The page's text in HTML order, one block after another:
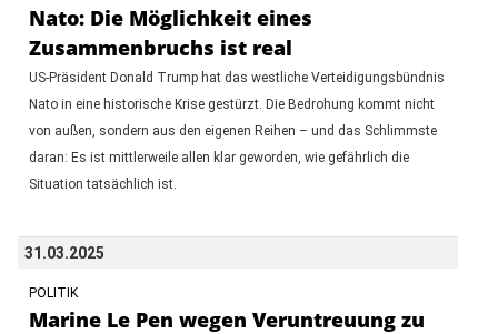
Nato: Die Möglichkeit eines
Zusammenbruchs ist real
US-Präsident Donald Trump hat das westliche Verteidigungsbündnis
Nato in eine historische Krise gestürzt. Die Bedrohung kommt nicht
von außen, sondern aus den eigenen Reihen – und das Schlimmste
daran: Es ist mittlerweile allen klar geworden, wie gefährlich die
Situation tatsächlich ist.
31.03.2025
POLITIK
Marine Le Pen wegen Veruntreuung zu